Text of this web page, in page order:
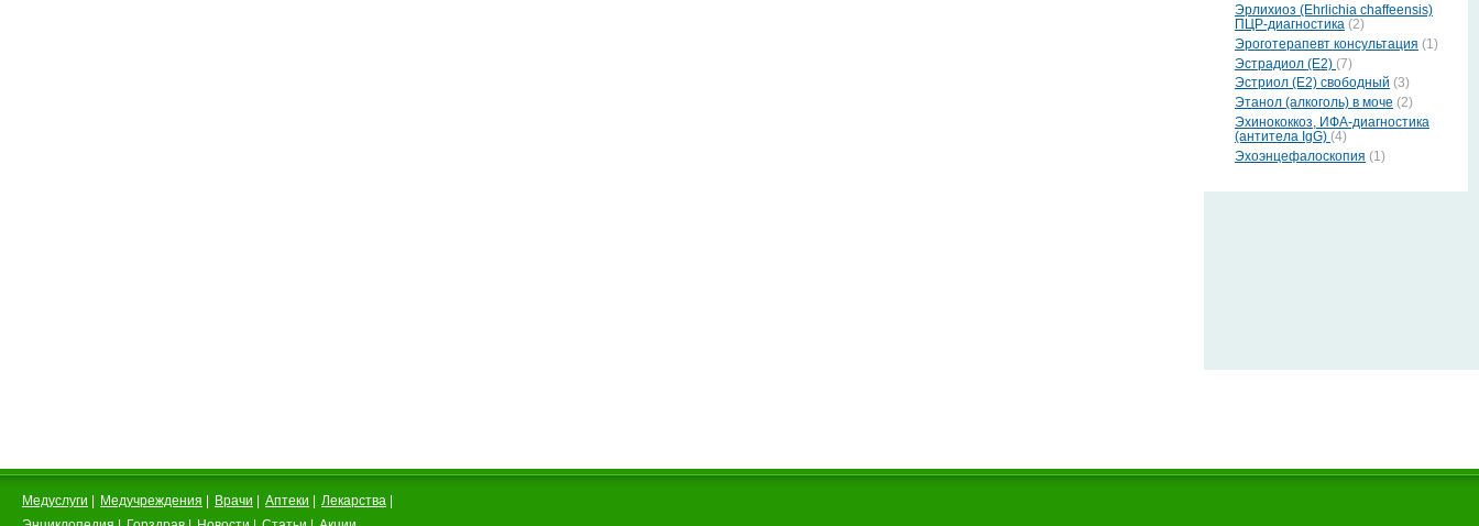
Эрлихиоз (Ehrlichia chaffeensis)
ПЦР-диагностика (2)
Эроготерапевт консультация (1)
Эстрадиол (Е2) (7)
Эстриол (Е2) свободный (3)
Этанол (алкоголь) в моче (2)
Эхинококкоз, ИФА-диагностика
(антитела IgG) (4)
Эхоэнцефалоскопия (1)
Медуслуги Медучреждения Врачи Аптеки Лекарства